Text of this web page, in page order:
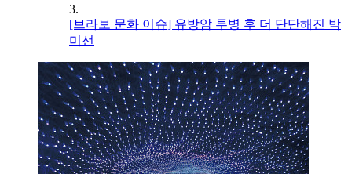
3.
[브라보 문화 이슈] 유방암 투병 후 더 단단해진 박
미선